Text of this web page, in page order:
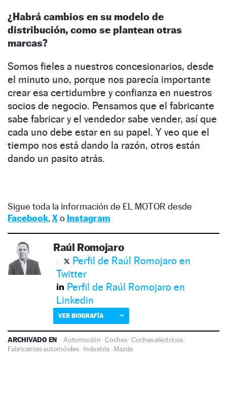
¿Habrá cambios en su modelo de
distribución, como se plantean otras
marcas?
Somos fieles a nuestros concesionarios, desde
el minuto uno, porque nos parecía importante
crear esa certidumbre y confianza en nuestros
socios de negocio. Pensamos que el fabricante
sabe fabricar y el vendedor sabe vender, así que
cada uno debe estar en su papel. Y veo que el
tiempo nos está dando la razón, otros están
dando un pasito atrás.
Sigue toda la información de EL MOTOR desde
Facebook, Xo Instagram
Raúl Romojaro
Perfil de Raúl Romojaro en
Twitter
Perfil de Raúl Romojaro en
Linkedin
VER BIOGRAFÍA
ARCHIVADO EN Automoción ·Coches·Coches eléctricos ·
Fabricantes automóviles· Industria·Mazda